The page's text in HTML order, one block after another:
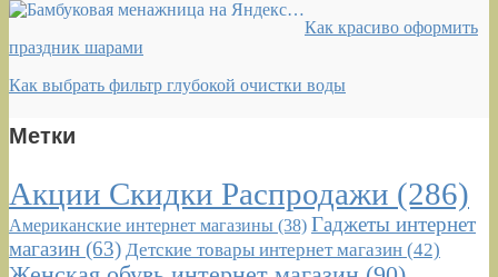
Как красиво оформить
праздник шарами
Как выбрать фильтр глубокой очистки воды
Метки
Акции Скидки Распродажи (286)
Американские интернет магазины (38) Гаджеты интернет
магазин (63) Детские товары интернет магазин (42)